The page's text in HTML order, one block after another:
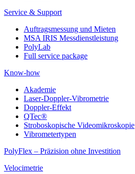
Service & Support
Auftragsmessung und Mieten
MSA IRIS Messdienstleistung
PolyLab
Full service package
Know-how
Akademie
Laser-Doppler-Vibrometrie
Doppler-Effekt
QTec®
Stroboskopische Videomikroskopie
Vibrometertypen
PolyFlex – Präzision ohne Investition
Velocimetrie